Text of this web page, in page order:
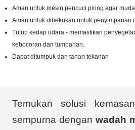
Aman untuk mesin pencuci piring agar
Aman untuk dibekukan untuk penyimpanan
Tutup kedap udara - memastikan
kebocoran dan tumpahan.
Dapat ditumpuk dan tahan tekanan
Temukan solusi
sempurna dengan wadah